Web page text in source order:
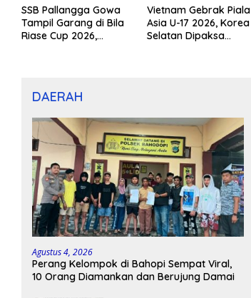
SSB Pallangga Gowa
Tampil Garang di Bila
Riase Cup 2026,
Vietnam Gebrak Piala
Asia U-17 2026, Korea
Selatan Dipaksa
DAERAH
Agustus 4, 2026
Perang Kelompok di Bahopi Sempat Viral,
10 Orang Diamankan dan Berujung Damai